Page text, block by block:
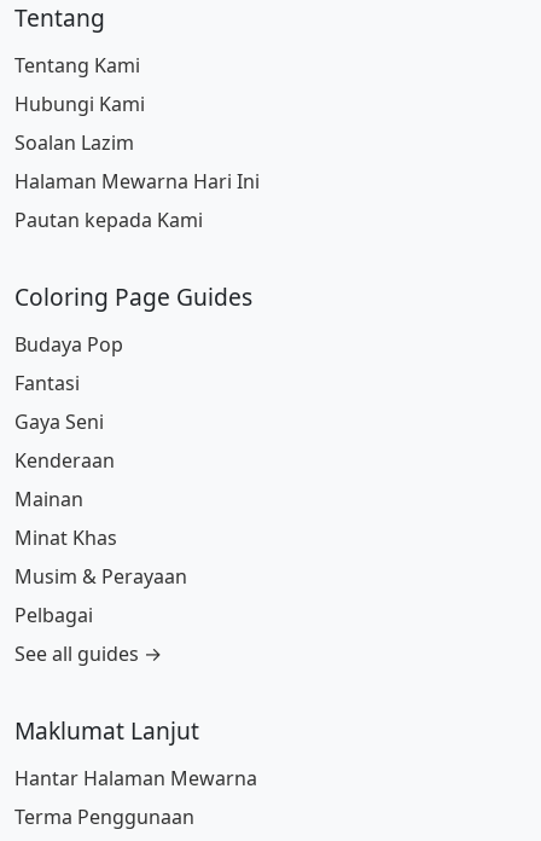
Tentang
Tentang Kami
Hubungi Kami
Soalan Lazim
Halaman Mewarna Hari Ini
Pautan kepada Kami
Coloring Page Guides
Budaya Pop
Fantasi
Gaya Seni
Kenderaan
Mainan
Minat Khas
Musim & Perayaan
Pelbagai
See all guides →
Maklumat Lanjut
Hantar Halaman Mewarna
Terma Penggunaan